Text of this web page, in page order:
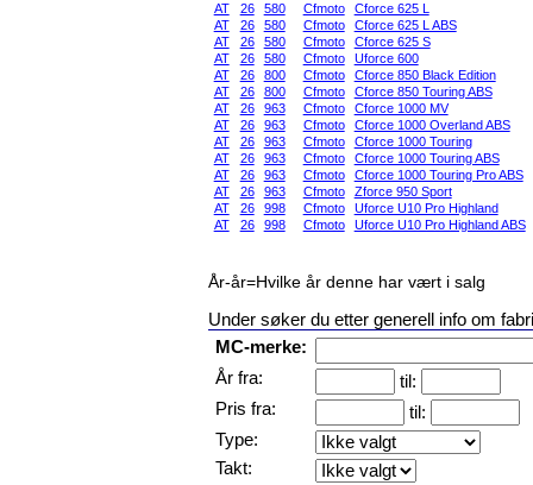
AT
26 580 Cfmoto
Cforce 625 L
AT
26 580 Cfmoto
Cforce 625 L ABS
AT
26 580 Cfmoto
Cforce 625 S
AT
26 580 Cfmoto
Uforce 600
AT
26 800 Cfmoto
Cforce 850 Black Edition
AT
26 800 Cfmoto
Cforce 850 Touring ABS
AT
26 963 Cfmoto
Cforce 1000 MV
AT
26 963 Cfmoto
Cforce 1000 Overland ABS
AT
26 963 Cfmoto
Cforce 1000 Touring
AT
26 963 Cfmoto
Cforce 1000 Touring ABS
AT
26 963 Cfmoto
Cforce 1000 Touring Pro ABS
AT
26 963 Cfmoto
Zforce 950 Sport
AT
26 998 Cfmoto
Uforce U10 Pro Highland
AT
26 998 Cfmoto Uforce U10 Pro Highland ABS
År-år=Hvilke år denne har vært i salg
Under søker du etter generell info om
MC-merke:
År fra:
til:
Pris fra:
til:
Type:
Takt: